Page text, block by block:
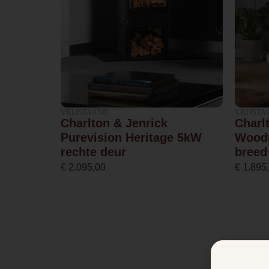
kachel 360 graden laten
extra’s voor de meerprijs
hiervan.
vermogen
Charlton & Jenrick
Purevision Heritage 5kW
rechte deur
€ 2.095,00 €